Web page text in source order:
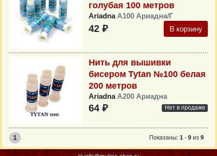
голубая 100 метров
Ariadna А100 Ариадна/Г
42 ₽ В корзину
Нить для вышивки
бисером Tytan №100 белая
200 метров
Ariadna А200 Ариадна
64 ₽ Нет в продаже
1 Показаны: 1 - 9 из 9